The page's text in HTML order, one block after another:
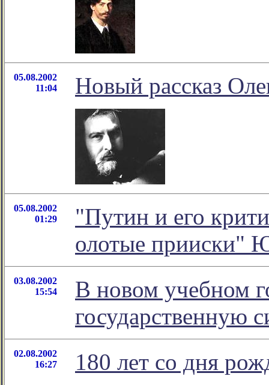
05.08.2002
11:04
Новый рассказ
05.08.2002
01:29
"Путин и его
олотые прииски"
03.08.2002
15:54
В новом учебном
государственную
02.08.2002
16:27
180 лет со дня